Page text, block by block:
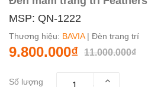
MSP: QN-1222
Thương hiệu: BAVIA| Đèn trang trí
9.800.000₫ 11.000.000₫
Số lượng